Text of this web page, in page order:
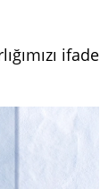
ifade